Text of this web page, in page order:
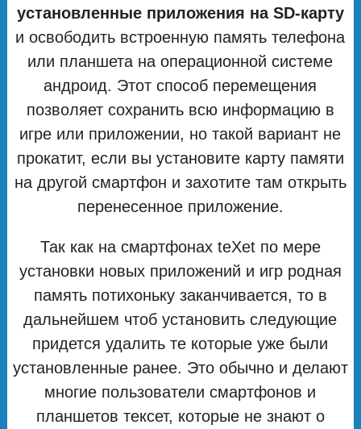
установленные приложения на SD-карту
и освободить встроенную память телефона
или планшета на операционной системе
андроид. Этот способ перемещения
позволяет сохранить всю информацию в
игре или приложении, но такой вариант не
прокатит, если вы установите карту памяти
на другой смартфон и захотите там открыть
перенесенное приложение.
Так как на смартфонах teXet по мере
установки новых приложений и игр родная
память потихоньку заканчивается, то в
дальнейшем чтоб установить следующие
придется удалить те которые уже были
установленные ранее. Это обычно и делают
многие пользователи смартфонов и
планшетов тексет, которые не знают о